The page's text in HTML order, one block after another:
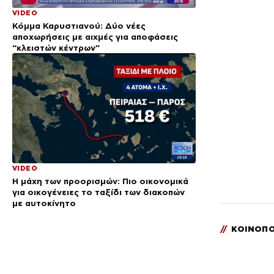
VIDEO
Κόμμα Καρυστιανού: Δύο νέες
αποχωρήσεις με αιχμές για αποφάσεις
“κλειστών κέντρων”
VIDEO
Η μάχη των προορισμών: Πιο οικονομικά
για οικογένειες το ταξίδι των διακοπών
με αυτοκίνητο
//